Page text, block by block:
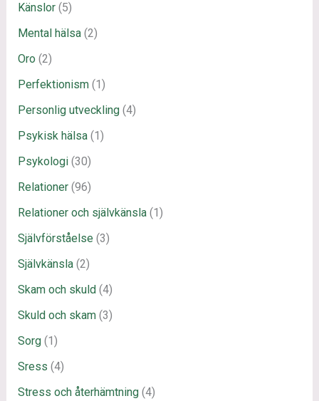
Känslor(5)
Mental hälsa(2)
Oro(2)
Perfektionism(1)
Personlig utveckling(4)
Psykisk hälsa(1)
Psykologi(30)
Relationer(96)
Relationer och självkänsla(1)
Självförståelse(3)
Självkänsla(2)
Skam och skuld(4)
Skuld och skam(3)
Sorg(1)
Sress (4)
Stress och återhämtning(4)